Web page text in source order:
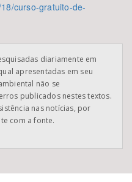
curso-gratuito-de-
diariamente em
apresentadas em seu
não se
publicados nestes textos.
nas notícias, por
com a fonte.